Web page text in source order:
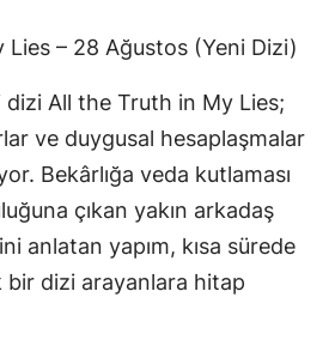
– 28 Ağustos (Yeni Dizi)
dizi All the Truth in My Lies;
ve duygusal hesaplaşmalar
Bekârlığa veda kutlaması
çıkan yakın arkadaş
anlatan yapım, kısa sürede
bir dizi arayanlara hitap